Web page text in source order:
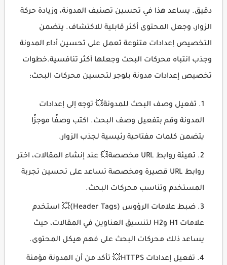
دقيق. يساعد هذا في تحسين تصنيف المدونة، وزيادة حركة
الزوار، وجعل المحتوى أكثر قابلية للاكتشاف. يتضمن
التخصيص إعدادات متنوعة تعمل على تحسين أداء المدونة
وجذب انتباه محركات البحث وجعلها أكثر تنافسية.خطوات
تخصيص إعدادات مدونة بلوجر لتحسين محركات البحث:
تفعيل وصف البحث للمدونة💥 توجه إلى إعدادات
المدونة وقم بتفعيل وصف البحث. اكتب وصفًا موجزًا
يتضمن كلمات مفتاحية رئيسية لجذب الزوار.
تهيئة روابط URL مخصصة💥 عند إنشاء المقالات، اختر
روابط URL قصيرة ومخصصة تساعد على تحسين تجربة
المستخدم وتناسب محركات البحث.
ضبط علامات الرؤوس (Header Tags)💥 استخدم
علامات H1 وH2 لتنسيق العناوين في المقالات، حيث
يساعد ذلك محركات البحث على فهم هيكل المحتوى.
تفعيل إعدادات HTTPS💥 تأكد من أن المدونة مؤمنة